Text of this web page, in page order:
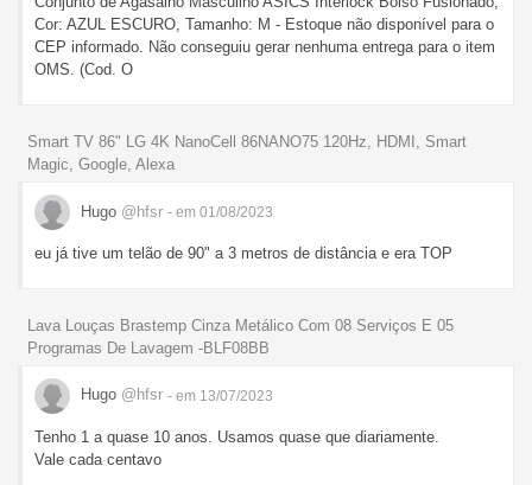
Cor: AZUL ESCURO, Tamanho: M - Estoque não disponível para o
CEP informado. Não conseguiu gerar nenhuma entrega para o item
OMS. (Cod. O
Smart TV 86" LG 4K NanoCell 86NANO75 120Hz, HDMI, Smart
Magic, Google, Alexa
Hugo @hfsr - em 01/08/2023
eu já tive um telão de 90" a 3 metros de distância e era TOP
Lava Louças Brastemp Cinza Metálico Com 08 Serviços E 05
Programas De Lavagem -BLF08BB
Hugo @hfsr - em 13/07/2023
Tenho 1 a quase 10 anos. Usamos quase que diariamente.
Vale cada centavo